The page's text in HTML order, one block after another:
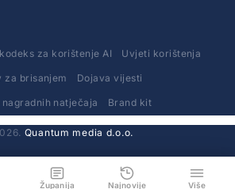
za korištenje AI Uvjeti korištenja
za brisanjem Dojava vijesti
natječaja Brand kit
Quantum media d.o.o.
Županija Najnovije Više